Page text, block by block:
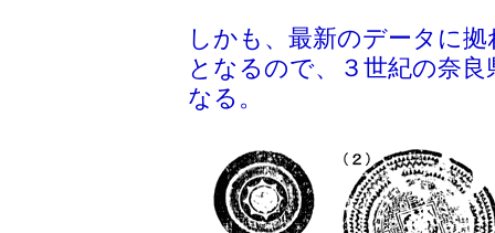
しかも、最新のデータに
となるので、３世紀の奈
なる。